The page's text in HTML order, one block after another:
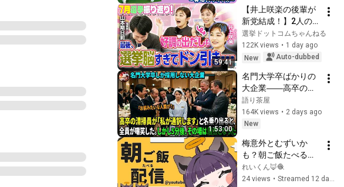
59:41
【井上咲楽の後輩が
新党結成！】2人の間
に週刊誌報道！？／
田川市長に“再生の
道”系当選／“鈴木康
辞職願【井上咲楽×山
本期日前】｜選挙ド
ットコムちゃんねる
選挙ドットコムちゃんねる
122K views • 1 day ago
New
Auto-dubbed
1:53:00
名門大学卒ばかりの
大企業――高卒の清
掃員が「私が通訳い
たします」と財閥会
長に告げた瞬間、全
し5分後、その場は静
まり返った。#動エ
ピソード#老後の物
語 #家族の物語
語り茶屋
164K views • 2 days ago
New
梅意外とむずいか
も？朝ご飯たべる配
信(2026/07/28)
れいくん🦊🧶
24 views • Streamed 12 days ago